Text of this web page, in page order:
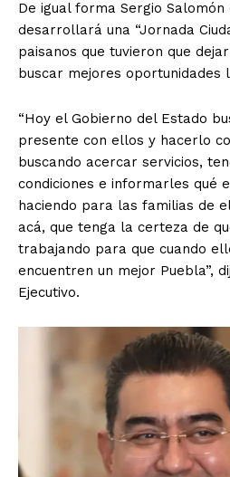
El
De igual forma Sergio Salomón
desarrollará una “Jornada
paisanos que tuvieron que
buscar mejores oportunidades
“Hoy el Gobierno del Estado
presente con ellos y hacerlo
buscando acercar servicios,
condiciones e informarles qué
haciendo para las familias de
acá, que tenga la certeza de
trabajando para que cuando
encuentren un mejor Puebla”,
Ejecutivo.